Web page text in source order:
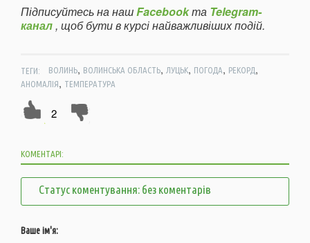
Підписуйтесь на нашFacebookта Telegram-
канал, щоб бути в курсі найважливіших подій.
ТЕГИ: ВОЛИНЬ, ВОЛИНСЬКА ОБЛАСТЬ, ЛУЦЬК, ПОГОДА, РЕКОРД,
АНОМАЛІЯ, ТЕМПЕРАТУРА
2
КОМЕНТАРІ:
Статус коментування: без коментарів
Ваше ім'я: